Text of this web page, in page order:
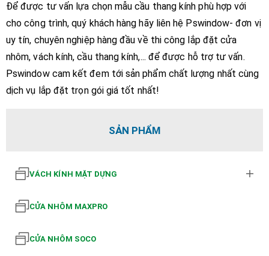
Để được tư vấn lựa chọn mẫu cầu thang kính phù hợp với
cho công trình, quý khách hàng hãy liên hệ Pswindow- đơn vị
uy tín, chuyên nghiệp hàng đầu về thi công lắp đặt cửa
nhôm, vách kính, cầu thang kính,... để được hỗ trợ tư vấn.
Pswindow cam kết đem tới sản phẩm chất lượng nhất cùng
dịch vụ lắp đặt trọn gói giá tốt nhất!
SẢN PHẨM
VÁCH KÍNH MẶT DỰNG
CỬA NHÔM MAXPRO
CỬA NHÔM SOCO